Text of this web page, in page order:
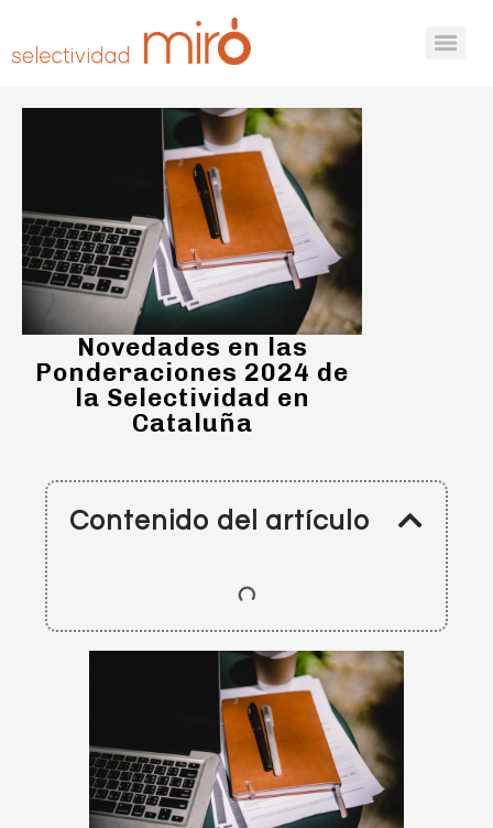
Novedades en las
Ponderaciones 2024 de
la Selectividad en
Cataluña
Contenido del artículo